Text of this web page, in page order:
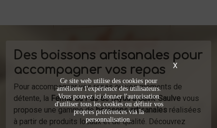
Des boissons artisanales pour
accompagner vos repas
Pour accompagner vos repas ou vos moments de
détente, la Ferme du Pas de l’Ayau à Saint-Saulve vous
propose une gamme de boissons artisanales réalisées
à partir de produits locaux et de qualité. Découvrez
X
Ce site web utilise des cookies pour
améliorer l'expérience des utilisateurs.
Vous pouvez ici donner l'autorisation
d'utiliser tous les cookies ou définir vos
propres préférences via la
personnalisation.